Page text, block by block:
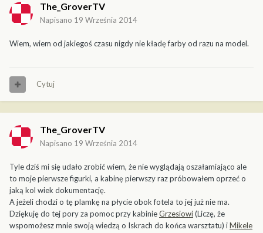
The_GroverTV
Napisano 19 Września 2014
Wiem, wiem od jakiegoś czasu nigdy nie kładę farby od razu na model.
Cytuj
The_GroverTV
Napisano 19 Września 2014
Tyle dziś mi się udało zrobić wiem, że nie wyglądają oszałamiająco ale
to moje pierwsze figurki, a kabinę pierwszy raz próbowałem oprzeć o
jaką kol wiek dokumentację.
A jeżeli chodzi o tę plamkę na płycie obok fotela to jej już nie ma.
Dziękuję do tej pory za pomoc przy kabinieGrzesiowi(Liczę, że
wspomożesz mnie swoją wiedzą o Iskrach do końca warsztatu) iMikele